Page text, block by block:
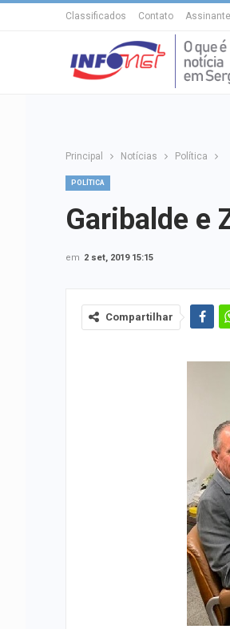
Classificados Contato Assinante
Principal Notícias Política
POLÍTICA
Garibalde e
em 2 set, 2019 15:15
Compartilhar